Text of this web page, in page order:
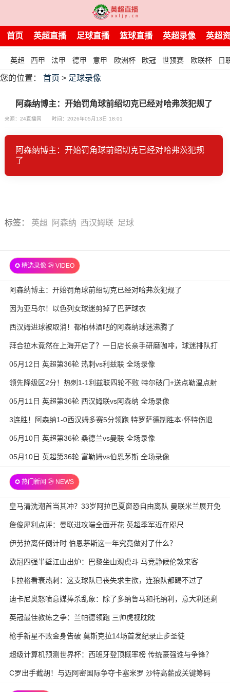
首页 英超直播 足球直播 篮球直播 英超录像 英超
英超 西甲 法甲 德甲 意甲 欧洲杯 欧冠 世预赛 欧联杯 日
您的位置： 首页 > 足球录像
阿森纳博主：开始罚角球前绍切克已经对哈弗茨犯规了
来源：24直播网 时间：2026年05月13日 18:01
阿森纳博主：开始罚角球前绍切克已经对哈弗茨犯规
了
标签 ： 英超 阿森纳 西汉姆联 足球
✪ 精选录像 ㉔ VIDEO
阿森纳博主：开始罚角球前绍切克已经对哈弗茨犯规了
因为亚马尔！以色列女球迷剪掉了巴萨球衣
西汉姆进球被取消！都柏林酒吧的阿森纳球迷沸腾了
拜合拉木竟然在上海开店了？一日店长亲手研磨咖啡，球迷排队打
05月12日 英超第36轮 热刺vs利兹联 全场录像
领先降级区2分！热刺1-1利兹联四轮不败 特尔破门+送点勒温点射
05月11日 英超第36轮 西汉姆联vs阿森纳 全场录像
3连胜！阿森纳1-0西汉姆多赛5分领跑 特罗萨德制胜本·怀特伤退
05月10日 英超第36轮 桑德兰vs曼联 全场录像
05月10日 英超第36轮 富勒姆vs伯恩茅斯 全场录像
✪ 热门新闻 ㉔ NEWS
皇马清洗潮首当其冲？33岁阿拉巴夏窗恐自由离队 曼联米兰展开免
签争夺战
詹俊犀利点评：曼联进攻端全面开花 英超季军近在咫尺
伊劳拉离任倒计时 伯恩茅斯这一年究竟做对了什么？
欧冠四强半壁江山出炉：巴黎坐山观虎斗 马竞静候伦敦来客
卡拉格看衰热刺：这支球队已丧失求生欲，连狼队都踢不过了
迪卡尼奥怒喷意媒捧杀乱象：除了多纳鲁马和托纳利，意大利还剩
几个真球星？
英冠最佳教练之争：兰帕德领跑 三帅虎视眈眈
枪手新星不败金身告破 莫斯克拉14场首发纪录止步圣徒
超级计算机预测世界杯：西班牙登顶概率榜 传统豪强谁与争锋？
C罗出手截胡！与迈阿密国际争夺卡塞米罗 沙特高薪成关键筹码